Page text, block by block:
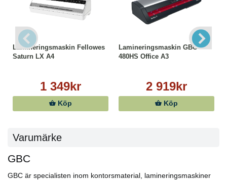
Lamineringsmaskin Fellowes
Saturn LX A4
1 349kr
Köp
Lamineringsmaskin GBC
480HS Office A3
2 919kr
Köp
Varumärke
GBC
GBC är specialisten inom kontorsmaterial, lamineringsmaskiner